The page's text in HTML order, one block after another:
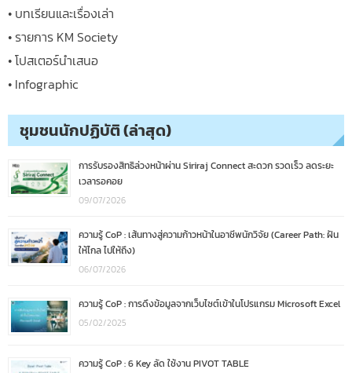
• บทเรียนและเรื่องเล่า
• รายการ KM Society
• โปสเตอร์นำเสนอ
• Infographic
ชุมชนนักปฏิบัติ (ล่าสุด)
การรับรองสิทธิล่วงหน้าผ่าน Siriraj Connect สะดวก รวดเร็ว ลดระยะ
เวลารอคอย
09/07/2026
ความรู้ CoP : เส้นทางสู่ความก้าวหน้าในอาชีพนักวิจัย (Career Path: ฝัน
ให้ไกล ไปให้ถึง)
06/07/2026
ความรู้ CoP : การดึงข้อมูลจากเว็บไซต์เข้าในโปรแกรม Microsoft Excel
05/02/2025
ความรู้ CoP : 6 Key ลัด ใช้งาน PIVOT TABLE